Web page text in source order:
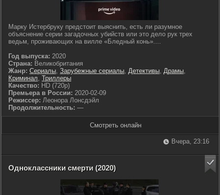
Марку Истербруку предстоит выяснить, есть ли разумное
объяснение серии загадочных убийств или это дело рук трех
ведьм, проживающих на вилле «Бледный конь»....
Год выпуска: 2020
Страна: Великобритания
Жанр: Сериалы, Зарубежные сериалы, Детективы, Драмы,
Криминал, Триллеры
Качество: HD (720p)
Премьера в России: 2020-02-09
Режиссер: Леонора Лонсдэйл
Продолжительность: —
Смотреть онлайн
Вчера, 23:16
Одноклассники смерти (2020)